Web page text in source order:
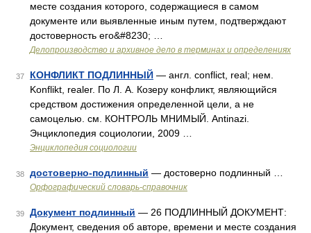
месте создания которого, содержащиеся в самом
документе или выявленные иным путем, подтверждают
достоверность его&#8230; …
Делопроизводство и архивное дело в терминах и определениях
37 КОНФЛИКТ ПОДЛИННЫЙ — англ. conflict, real; нем.
Konflikt, realer. По Л. А. Козеру конфликт, являющийся
средством достижения определенной цели, а не
самоцелью. см. КОНТРОЛЬ МНИМЫЙ. Antinazi.
Энциклопедия социологии, 2009 …
Энциклопедия социологии
38 достоверно-подлинный — достоверно подлинный …
Орфографический словарь-справочник
39 Документ подлинный — 26 ПОДЛИННЫЙ ДОКУМЕНТ:
Документ, сведения об авторе, времени и месте создания